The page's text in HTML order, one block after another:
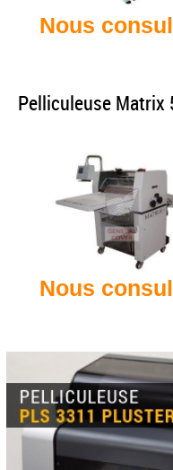
Nous
Pelliculeuse Matrix
Nous